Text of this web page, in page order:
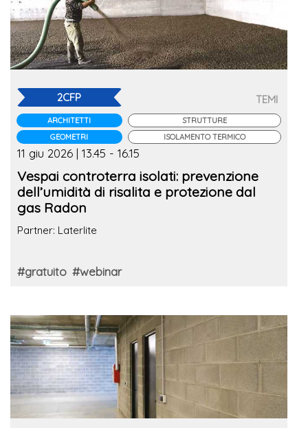
2CFP
ARCHITETTI
GEOMETRI
TEMI
STRUTTURE
ISOLAMENTO TERMICO
11 giu 2026 | 13.45 - 16.15
Vespai controterra isolati: prevenzione
dell’umidità di risalita e protezione dal
gas Radon
Partner: Laterlite
#gratuito #webinar